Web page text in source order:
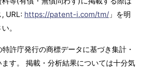
URL: https://patent-i.com/tm/ 」を明
。
許庁発行の商標データに基づき集計・
す。 掲載・分析結果については十分気